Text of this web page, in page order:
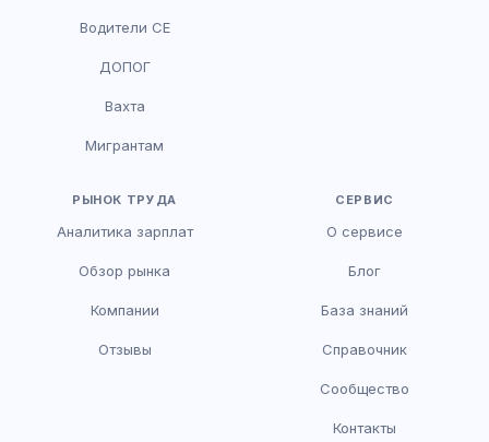
Водители CE
ДОПОГ
Вахта
Мигрантам
РЫНОК ТРУДА
Аналитика зарплат
Обзор рынка
Компании
Отзывы
СЕРВИС
О сервисе
Блог
База знаний
Справочник
Сообщество
Контакты
HR-консультант
Здравствуйте! Я AI-консультант DriveJob.
помочь?